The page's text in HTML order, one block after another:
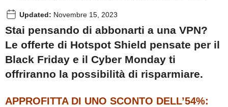
Updated: Novembre 15, 2023
Stai pensando di abbonarti a una VPN?
Le offerte di Hotspot Shield pensate per il
Black Friday e il Cyber Monday ti
offriranno la possibilità di risparmiare.
APPROFITTA DI UNO SCONTO DELL’54%: